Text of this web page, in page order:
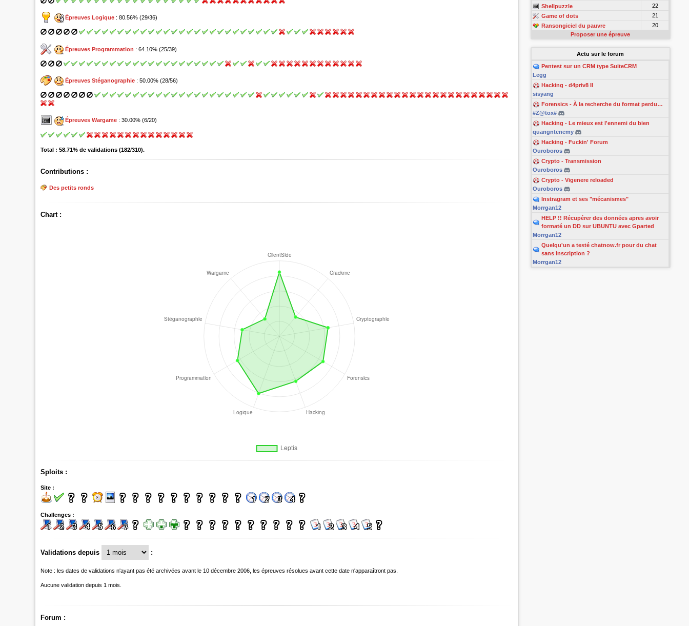
Épreuves Logique : 80.56% (29/36)
Épreuves Programmation : 64.10% (25/39)
Épreuves Stéganographie : 50.00% (28/56)
Épreuves Wargame : 30.00% (6/20)
Total : 58.71% de validations (182/310).
Contributions :
Des petits ronds
Chart :
Sploits :
Site :
Challenges :
Validations depuis :
Note : les dates de validations n'ayant pas été archivées avant le 10 décembre 2006, les épreuves résolues avant cette date n'apparaîtront pas.
Aucune validation depuis 1 mois.
Forum :
Shellpuzzle
22
Game of dots
21
Ransongiciel du pauvre
20
Proposer une épreuve
Actu sur le forum
Pentest sur un CRM type SuiteCRM
Legg
Hacking - d4priv8 II
sisyang
Forensics - À la recherche du format perdu…
#Z@tox#
Hacking - Le mieux est l'ennemi du bien
quangntenemy
Hacking - Fuckin' Forum
Ouroboros
Crypto - Transmission
Ouroboros
Crypto - Vigenere reloaded
Ouroboros
Instragram et ses "mécanismes"
Morrgan12
HELP !! Récupérer des données apres avoir
formaté un DD sur UBUNTU avec Gparted
Morrgan12
Quelqu'un a testé chatnow.fr pour du chat
sans inscription ?
Morrgan12